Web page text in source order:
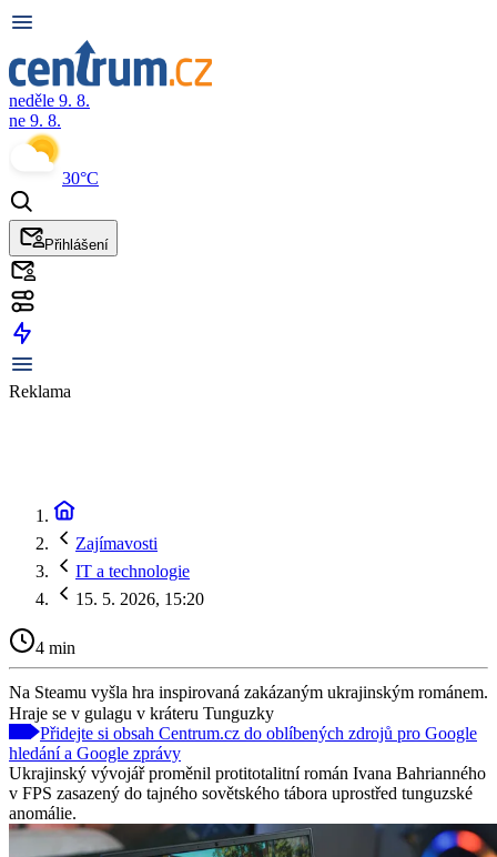
neděle 9. 8.
ne 9. 8.
30°C
Přihlášení
Reklama
Zajímavosti
IT a technologie
15. 5. 2026, 15:20
4 min
Na Steamu vyšla hra inspirovaná zakázaným ukrajinským románem.
Hraje se v gulagu v kráteru Tunguzky
Přidejte si obsah Centrum.cz do oblíbených zdrojů pro Google
hledání a Google zprávy
Ukrajinský vývojář proměnil protitotalitní román Ivana Bahrianného
v FPS zasazený do tajného sovětského tábora uprostřed tunguzské
anomálie.